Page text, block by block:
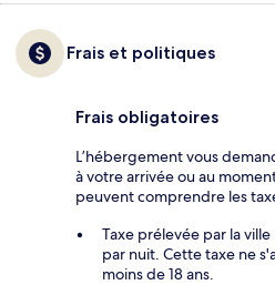
Frais et politiques
Frais obligatoires
L’hébergement vous
à votre arrivée ou au
peuvent comprendre les
Taxe prélevée par la
par nuit. Cette taxe ne
moins de 18 ans.